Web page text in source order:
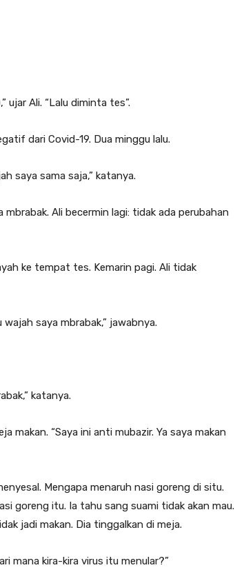
ujar Ali. “Lalu diminta tes”.
dari Covid-19. Dua minggu lalu.
saya sama saja,” katanya.
Ali becermin lagi: tidak ada perubahan
ke tempat tes. Kemarin pagi. Ali tidak
saya mbrabak,” jawabnya.
katanya.
makan. “Saya ini anti mubazir. Ya saya makan
Mengapa menaruh nasi goreng di situ.
goreng itu. Ia tahu sang suami tidak akan mau.
jadi makan. Dia tinggalkan di meja.
mana kira-kira virus itu menular?”